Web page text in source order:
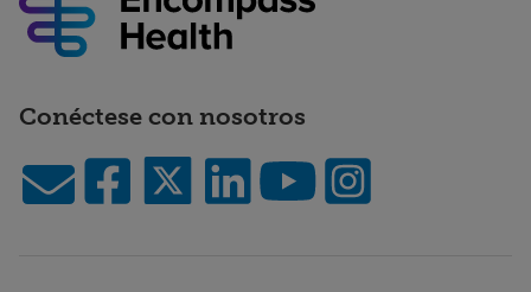
Conéctese con nosotros